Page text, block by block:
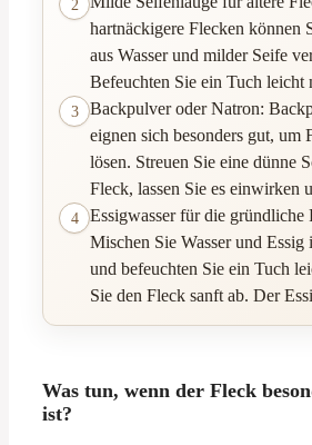
2
hartnäckigere Flecken können
aus Wasser und milder Seife
Befeuchten Sie ein Tuch
3
Backpulver oder Natron:
eignen sich besonders gut, um
lösen. Streuen Sie eine dünne
Fleck, lassen Sie es einwirken
4
Essigwasser für die gründliche
Mischen Sie Wasser und Essig
und befeuchten Sie ein Tuch
Sie den Fleck sanft ab. Der
Was tun, wenn der Fleck
ist?